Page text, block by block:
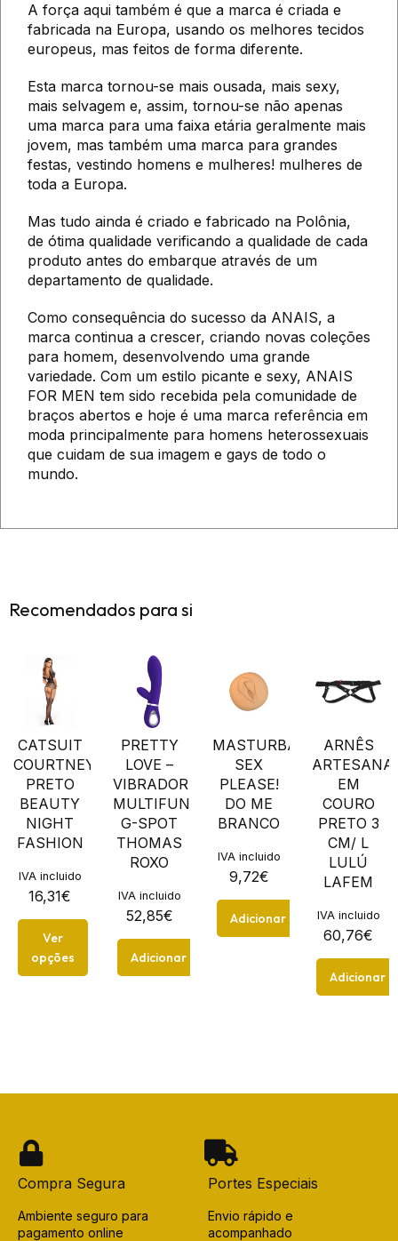
A força aqui também é que a marca é criada e
fabricada na Europa, usando os melhores tecidos
europeus, mas feitos de forma diferente.
Esta marca tornou-se mais ousada, mais sexy,
mais selvagem e, assim, tornou-se não apenas
uma marca para uma faixa etária geralmente mais
jovem, mas também uma marca para grandes
festas, vestindo homens e mulheres! mulheres de
toda a Europa.
Mas tudo ainda é criado e fabricado na Polônia,
de ótima qualidade verificando a qualidade de cada
produto antes do embarque através de um
departamento de qualidade.
Como consequência do sucesso da ANAIS, a
marca continua a crescer, criando novas coleções
para homem, desenvolvendo uma grande
variedade. Com um estilo picante e sexy, ANAIS
FOR MEN tem sido recebida pela comunidade de
braços abertos e hoje é uma marca referência em
moda principalmente para homens heterossexuais
que cuidam de sua imagem e gays de todo o
mundo.
Recomendados para si
CATSUIT
COURTNEY
PRETO
BEAUTY
NIGHT
FASHION
16,31€
IVA incluido
Ver
opções
PRETTY
LOVE –
VIBRADOR
MULTIFUNO
G-SPOT
THOMAS
ROXO
52,85€
IVA incluido
Adicionar
MASTURBADOR
SEX
PLEASE!
DO ME
BRANCO
9,72€
IVA incluido
Adicionar
ARNÊS
EM
COURO
PRETO 3
CM/ L
LULÚ
LAFEM
60,76€
IVA incluido
Adicionar
Compra Segura
Ambiente seguro para
pagamento online
Portes Especiais
Envio rápido e
acompanhado